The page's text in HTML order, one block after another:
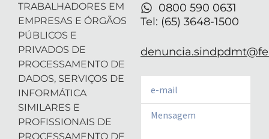
TRABALHADORES EM
EMPRESAS E ÓRGÃOS
PÚBLICOS E
PRIVADOS DE
PROCESSAMENTO DE
DADOS, SERVIÇOS DE
INFORMÁTICA
SIMILARES E
PROFISSIONAIS DE
PROCESSAMENTO DE
0800 590 0631
Tel: (65) 3648-1500
Email